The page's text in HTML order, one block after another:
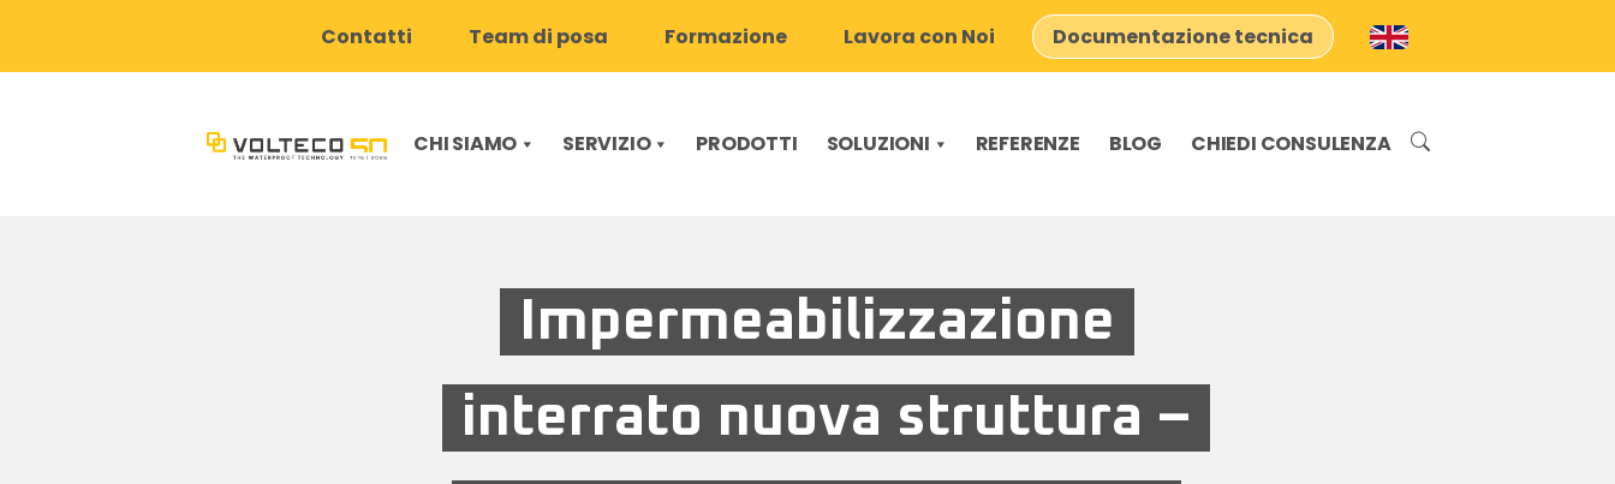
Contatti Team di posa Formazione Lavora con Noi Documentazione tecnica
CHI SIAMO SERVIZIO PRODOTTI SOLUZIONI REFERENZE BLOG CHIEDI CONSULENZA
Impermeabilizzazione
interrato nuova struttura –